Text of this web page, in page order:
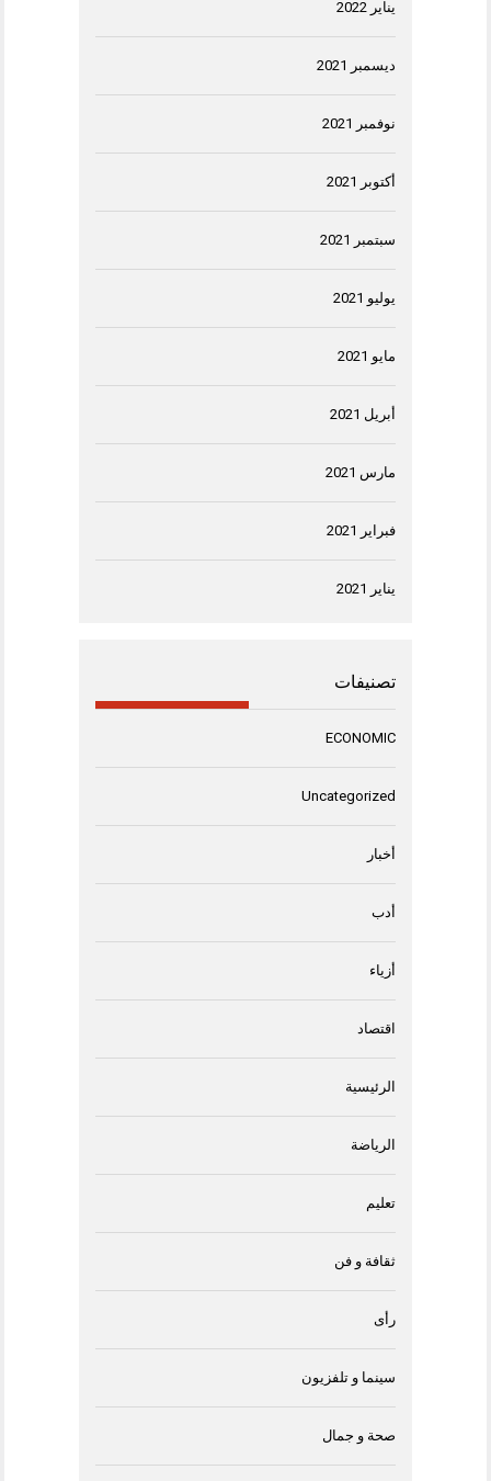
يناير 2022
ديسمبر 2021
نوفمبر 2021
أكتوبر 2021
سبتمبر 2021
يوليو 2021
مايو 2021
أبريل 2021
مارس 2021
فبراير 2021
يناير 2021
تصنيفات
ECONOMIC
Uncategorized
أخبار
أدب
أزياء
اقتصاد
الرئيسية
الرياضة
تعليم
ثقافة و فن
رأى
سينما و تلفزيون
صحة و جمال